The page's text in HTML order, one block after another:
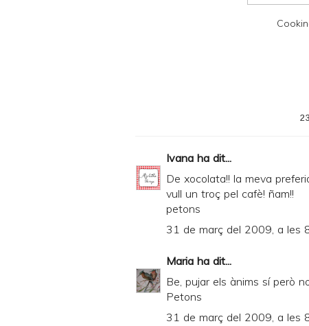
F
Ivana ha dit...
De xocolata!! la meva
vull un troç pel cafè! ñam!!
petons
31 de març del 2009, a les
Maria ha dit...
Be, pujar els ànims sí però
Petons
31 de març del 2009, a les